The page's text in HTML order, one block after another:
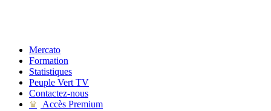
Mercato
Formation
Statistiques
Peuple Vert TV
Contactez-nous
♛
Accès Premium